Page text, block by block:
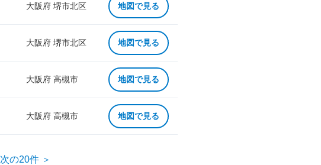
大阪府 堺市北区 地図で見る
大阪府 堺市北区 地図で見る
大阪府 高槻市 地図で見る
大阪府 高槻市 地図で見る
次の20件 ＞